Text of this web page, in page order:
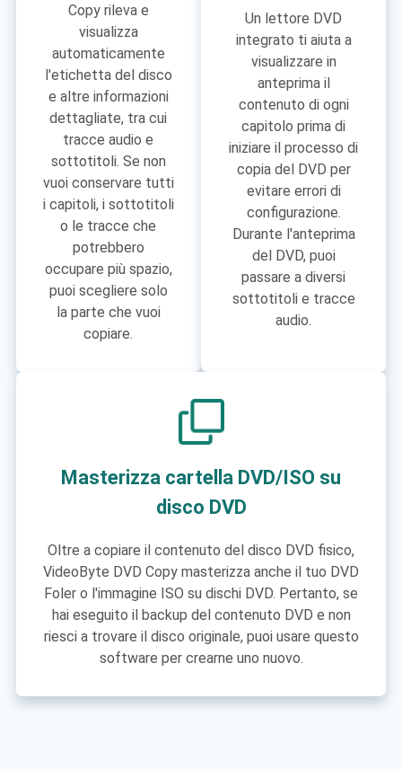
Copy rileva e
visualizza
automaticamente
l'etichetta del disco
e altre informazioni
dettagliate, tra cui
tracce audio e
sottotitoli. Se non
vuoi conservare tutti
i capitoli, i sottotitoli
o le tracce che
potrebbero
occupare più spazio,
puoi scegliere solo
la parte che vuoi
copiare.
Un lettore DVD
integrato ti aiuta a
visualizzare in
anteprima il
contenuto di ogni
capitolo prima di
iniziare il processo di
copia del DVD per
evitare errori di
configurazione.
Durante l'anteprima
del DVD, puoi
passare a diversi
sottotitoli e tracce
audio.
Masterizza cartella DVD/ISO su
disco DVD
Oltre a copiare il contenuto del disco DVD fisico,
VideoByte DVD Copy masterizza anche il tuo DVD
Foler o l'immagine ISO su dischi DVD. Pertanto, se
hai eseguito il backup del contenuto DVD e non
riesci a trovare il disco originale, puoi usare questo
software per crearne uno nuovo.